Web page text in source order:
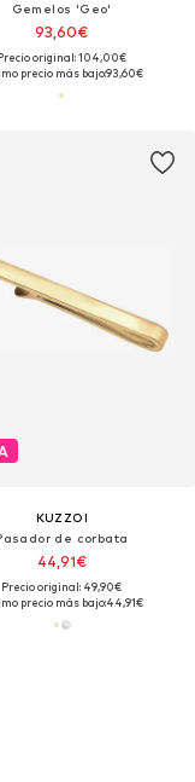
Gemelos 'Geo'
93,60€
original: 104,00€
precio más bajo:93,60€
KUZZOI
de corbata
44,91€
Precio original: 49,90€
precio más bajo:44,91€